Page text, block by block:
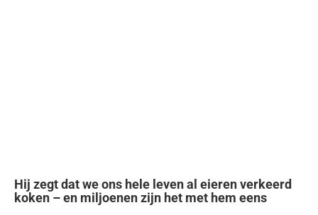
Hij zegt dat we ons hele leven al eieren verkeerd
koken – en miljoenen zijn het met hem eens